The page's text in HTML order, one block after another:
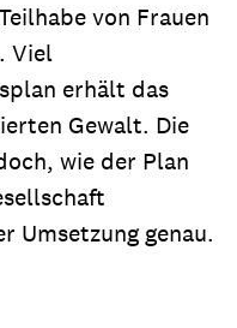
von Frauen
Viel
erhält das
Gewalt. Die
wie der Plan
Umsetzung genau.